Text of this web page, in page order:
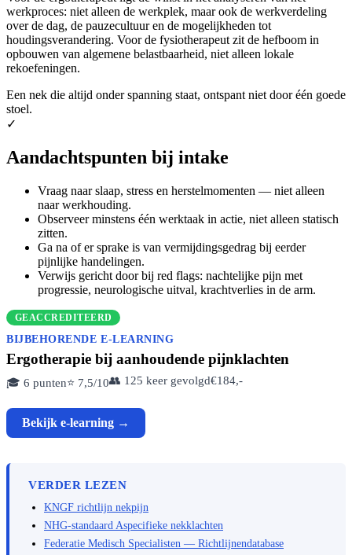
werkproces: niet alleen de werkplek, maar ook de werkverdeling
over de dag, de pauzecultuur en de mogelijkheden tot
houdingsverandering. Voor de fysiotherapeut zit de hefboom in
opbouwen van algemene belastbaarheid, niet alleen lokale
rekoefeningen.
Een nek die altijd onder spanning staat, ontspant niet door één goede
stoel.
✓
Aandachtspunten bij intake
Vraag naar slaap, stress en herstelmomenten — niet alleen
naar werkhouding.
Observeer minstens één werktaak in actie, niet alleen statisch
zitten.
Ga na of er sprake is van vermijdingsgedrag bij eerder
pijnlijke handelingen.
Verwijs gericht door bij red flags: nachtelijke pijn met
progressie, neurologische uitval, krachtverlies in de arm.
GEACCREDITEERD
BIJBEHORENDE E-LEARNING
Ergotherapie bij aanhoudende pijnklachten
🎓 6 punten⭐ 7,5/10👥 125 keer gevolgd€184,-
Bekijk e-learning →
VERDER LEZEN
KNGF richtlijn nekpijn
NHG-standaard Aspecifieke nekklachten
Federatie Medisch Specialisten — Richtlijnendatabase